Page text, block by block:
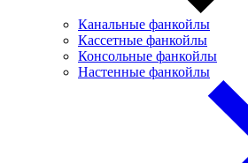
Канальные фанкойлы
Кассетные фанкойлы
Консольные фанкойлы
Настенные фанкойлы